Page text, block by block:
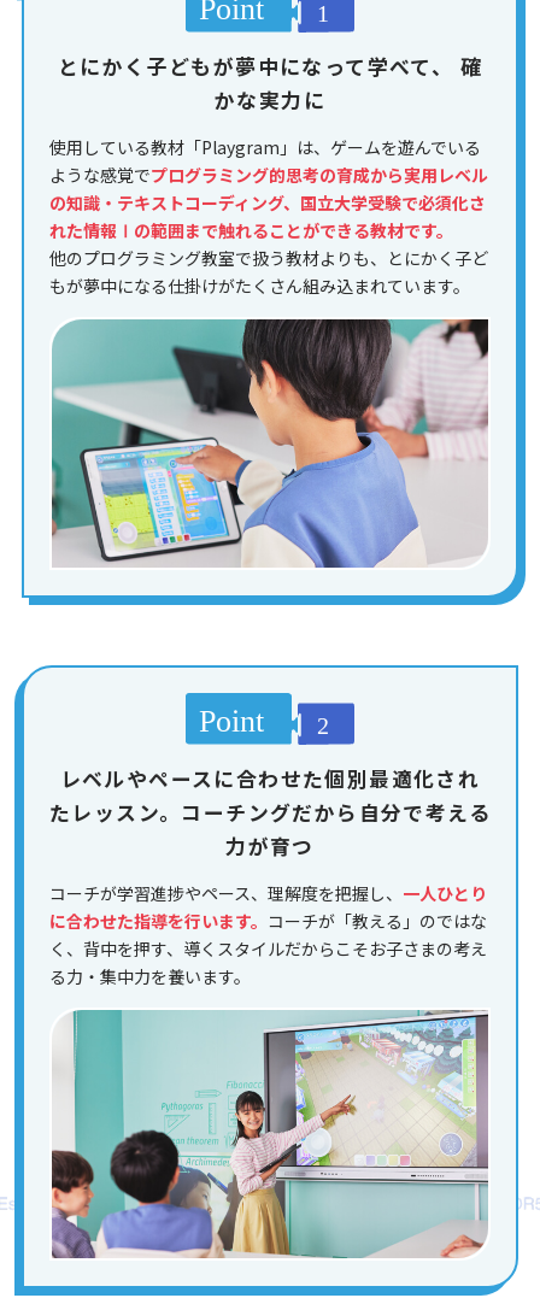
とにかく子どもが夢中になって学べて、
確
かな実力に
使用している教材「Playgram」は、ゲームを遊んでいる
ような感覚でプログラミング的思考の育成から実用レベル
の知識・テキストコーディング、国立大学受験で必須化さ
れた情報Ⅰの範囲まで触れることができる教材です。
他のプログラミング教室で扱う教材よりも、とにかく子ど
もが夢中になる仕掛けがたくさん組み込まれています。
レベルやペースに合わせた個別最適化され
たレッスン。コーチングだから自分で考える
力が育つ
コーチが学習進捗やペース、理解度を把握し、 一人ひとり
に合わせた指導を行います。 コーチが「教える」のではな
く、背中を押す、導くスタイルだからこそお子さまの考え
る力・集中力を養います。